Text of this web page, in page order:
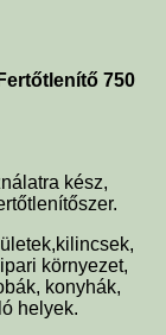
750
kész,
környezet,
konyhák,
helyek.